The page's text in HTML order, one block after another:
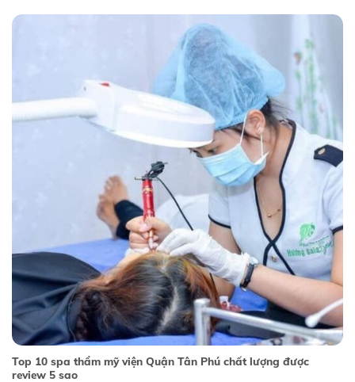
Top 10 spa thẩm mỹ viện Quận Tân Phú chất lượng được
review 5 sao